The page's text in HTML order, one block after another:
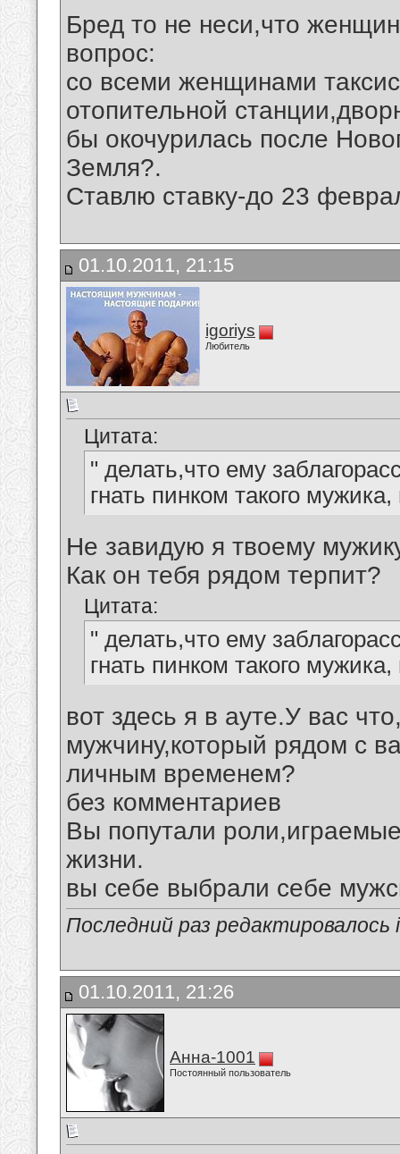
Бред то не неси,что
вопрос:
со всеми женщинами
отопительной
бы окочурилась после
Земля?.
Ставлю ставку-до 23
01.10.2011, 21:15
igoriys
Любитель
Цитата:
" делать,что ему
гнать пинком такого
Не завидую я твоему
Как он тебя рядом терпит?
Цитата:
" делать,что ему
гнать пинком такого
вот здесь я в ауте.У вас
мужчину,который рядом с
личным временем?
без комментариев
Вы попутали
жизни.
вы себе выбрали себе
Последний раз редактировалось
01.10.2011, 21:26
Анна-1001
Постоянный пользователь